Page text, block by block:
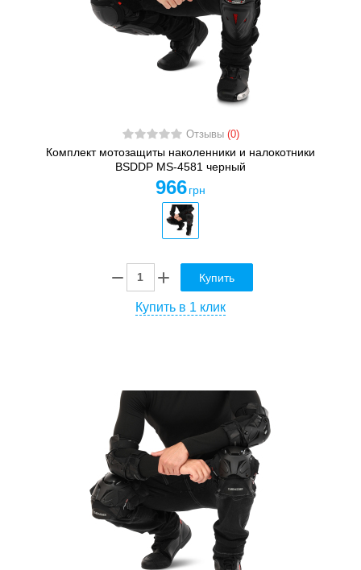
Отзывы (0)
Комплект мотозащиты наколенники и налокотники
BSDDP MS-4581 черный
966 грн
Купить
Купить в 1 клик